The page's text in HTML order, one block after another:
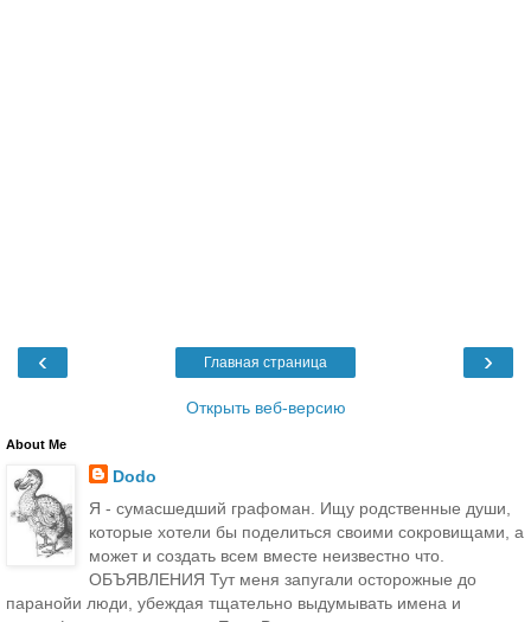
‹ ›
Главная страница
Открыть веб-версию
About Me
Dodo
Я - сумасшедший графоман. Ищу родственные души,
которые хотели бы поделиться своими сокровищами, а
может и создать всем вместе неизвестно что.
ОБЪЯВЛЕНИЯ Тут меня запугали осторожные до
паранойи люди, убеждая тщательно выдумывать имена и